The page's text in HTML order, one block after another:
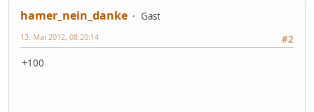
hamer_nein_danke
Gast
#2
13. Mai 2012, 08:20:14
+100